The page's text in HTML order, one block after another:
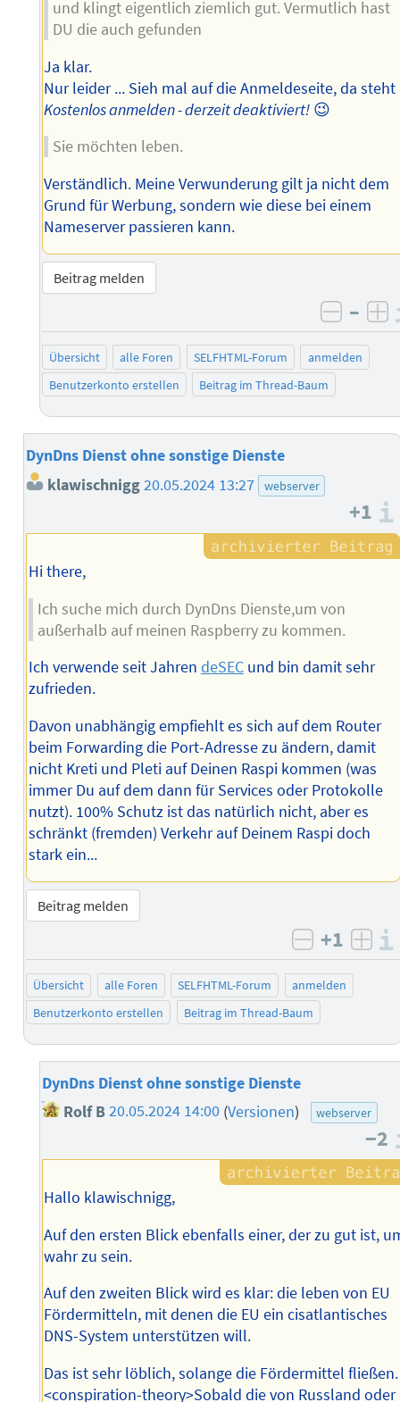
und klingt eigentlich ziemlich gut. Vermutlich hast
DU die auch gefunden
Ja klar.
Nur leider ... Sieh mal auf die Anmeldeseite, da steht
Kostenlos anmelden - derzeit deaktiviert! 😉
Sie möchten leben.
Verständlich. Meine Verwunderung gilt ja nicht dem
Grund für Werbung, sondern wie diese bei einem
Nameserver passieren kann.
Beitrag melden
–
Übersicht alle Foren SELFHTML-Forum
anmelden
Benutzerkonto erstellen
Beitrag im Thread-Baum
DynDns Dienst ohne sonstige Dienste
klawischnigg20.05.2024 13:27 webserver
+1
Hi there,
Ich suche mich durch DynDns Dienste,um von
außerhalb auf meinen Raspberry zu kommen.
Ich verwende seit Jahren deSECund bin damit sehr
zufrieden.
Davon unabhängig empfiehlt es sich auf dem Router
beim Forwarding die Port-Adresse zu ändern, damit
nicht Kreti und Pleti auf Deinen Raspi kommen (was
immer Du auf dem dann für Services oder Protokolle
nutzt). 100% Schutz ist das natürlich nicht, aber es
schränkt (fremden) Verkehr auf Deinem Raspi doch
stark ein...
Beitrag melden
negativ
+1
Übersicht alle Foren SELFHTML-Forum
anmelden
Benutzerkonto erstellen
Beitrag im Thread-Baum
DynDns Dienst ohne sonstige Dienste
Rolf B20.05.2024 14:00 (Versionen) webserver
−2
Hallo klawischnigg,
Auf den ersten Blick ebenfalls einer, der zu gut ist,
wahr zu sein.
Auf den zweiten Blick wird es klar: die leben von EU
Fördermitteln, mit denen die EU ein cisatlantisches
DNS-System unterstützen will.
Das ist sehr löblich, solange die Fördermittel fließen.
<conspiration-theory>Sobald die von Russland oder